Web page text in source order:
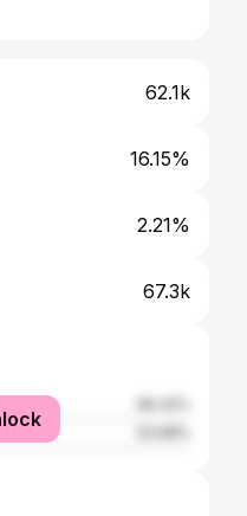
62.1k
16.15%
2.21%
67.3k